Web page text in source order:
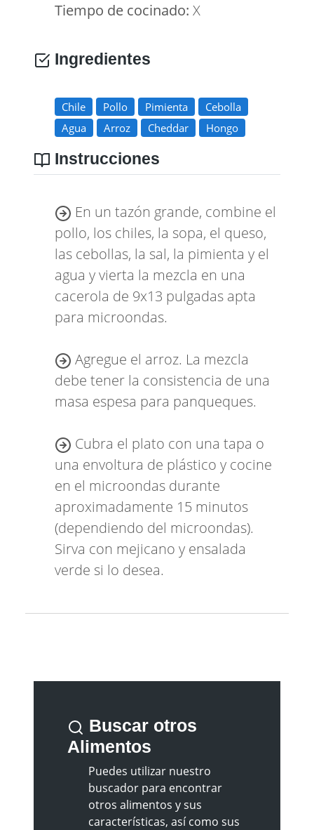
Tiempo de cocinado: X
Ingredientes
Chile Pollo Pimienta
Cebolla
Agua
Arroz Cheddar Hongo
Instrucciones
En un tazón grande, combine el
pollo, los chiles, la sopa, el queso,
las cebollas, la sal, la pimienta y el
agua y vierta la mezcla en una
cacerola de 9x13 pulgadas apta
para microondas.
Agregue el arroz. La mezcla
debe tener la consistencia de una
masa espesa para panqueques.
Cubra el plato con una tapa o
una envoltura de plástico y cocine
en el microondas durante
aproximadamente 15 minutos
(dependiendo del microondas).
Sirva con mejicano y ensalada
verde si lo desea.
Buscar otros
Alimentos
Puedes utilizar nuestro
buscador para encontrar
otros alimentos y sus
características, así como sus